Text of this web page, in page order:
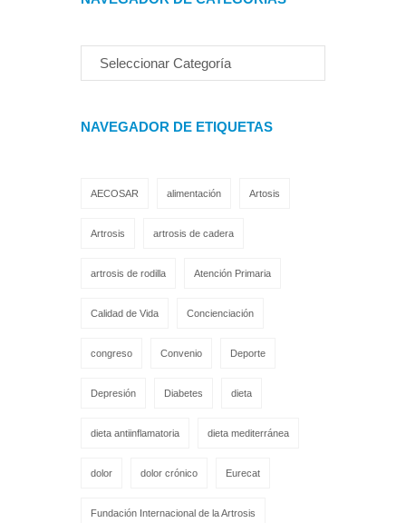
NAVEGADOR DE ETIQUETAS
AECOSAR alimentación Artosis
Artrosis artrosis de cadera
artrosis de rodilla Atención Primaria
Calidad de Vida Concienciación
congreso Convenio Deporte
Depresión Diabetes dieta
dieta antiinflamatoria dieta mediterránea
dolor dolor crónico Eurecat
Fundación Internacional de la Artrosis